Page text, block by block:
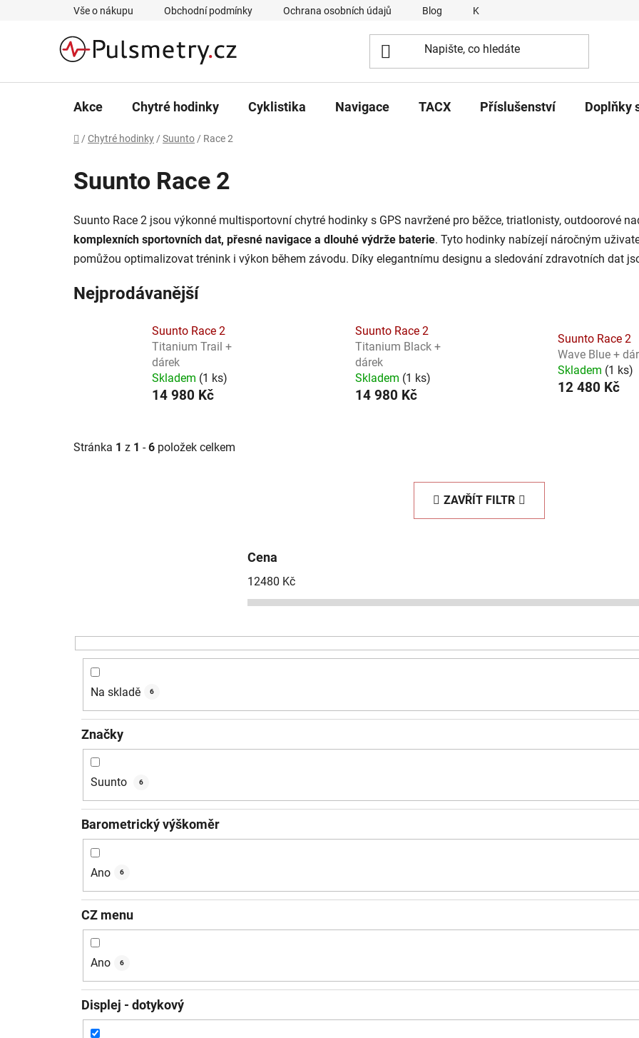
Vše o nákupu Obchodní podmínky Ochrana osobních údajů Blog Kontakty
Akce Chytré hodinky Cyklistika Navigace TACX Příslušenství Doplňky
Domů
/ Chytré hodinky / Suunto / Race 2
Suunto Race 2
Suunto Race 2 jsou výkonné multisportovní chytré hodinky s GPS navržené pro běžce, triatlonisty, outdoorové
komplexních sportovních dat, přesné navigace a dlouhé výdrže baterie. Tyto hodinky nabízejí náročným
pomůžou optimalizovat trénink i výkon během závodu. Díky elegantnímu designu a sledování zdravotních dat
Nejprodávanější
Suunto Race 2
Titanium Trail +
dárek
Skladem (1 ks)
14 980 Kč
Suunto Race 2
Titanium Black +
dárek
Skladem (1 ks)
14 980 Kč
Suunto Race 2
Wave Blue +
Skladem (1 ks)
12 480 Kč
Stránka 1 z 1 -6 položek celkem
ZAVŘÍT FILTR
Cena
12480 Kč
Na skladě 6
Značky
Suunto 6
Barometrický výškoměr
Ano 6
CZ menu
Ano 6
Displej - dotykový